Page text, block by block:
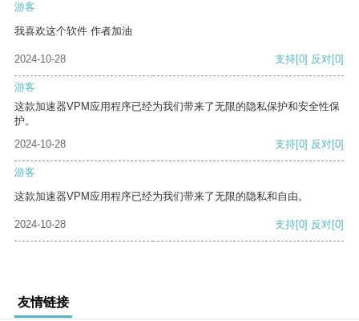
游客
我喜欢这个软件 作者加油
2024-10-28 支持[0] 反对[0]
游客
这款加速器VPM应用程序已经为我们带来了无限的隐私保护和安全性保
护。
2024-10-28
支持[0] 反对[0]
游客
这款加速器VPM应用程序已经为我们带来了无限的隐私和自由。
2024-10-28 支持[0] 反对[0]
友情链接